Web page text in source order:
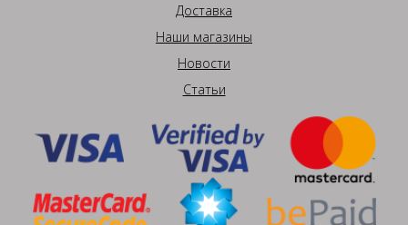
Доставка
Наши магазины
Новости
Статьи